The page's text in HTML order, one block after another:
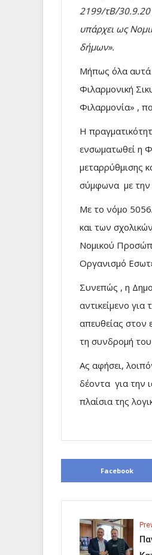
2199/τΒ΄/
υπάρχει ως
δήμων».
Μήπως όλα αυτά
Φιλαρμονική
Φιλαρμονία» ,
Η
ενσωματωθεί η
μεταρρύθμισης
σύμφωνα με την
Με το νόμο
και των
Νομικού
Οργανισμό
Συνεπώς , η
αντικείμενο
απευθείας στον
τη συνδρομή
Ας αφήσει,
δέοντα για την
πλαίσια της
Facebook